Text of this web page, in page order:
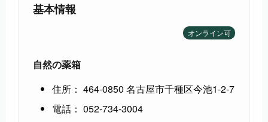
基本情報
オンライン可
自然の薬箱
住所： 464-0850 名古屋市千種区今池1-2-7
電話： 052-734-3004